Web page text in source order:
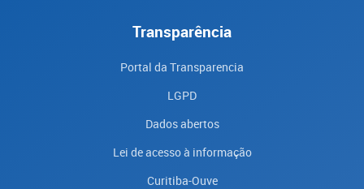
Transparência
Portal da Transparencia
LGPD
Dados abertos
Lei de acesso à informação
Curitiba-Ouve